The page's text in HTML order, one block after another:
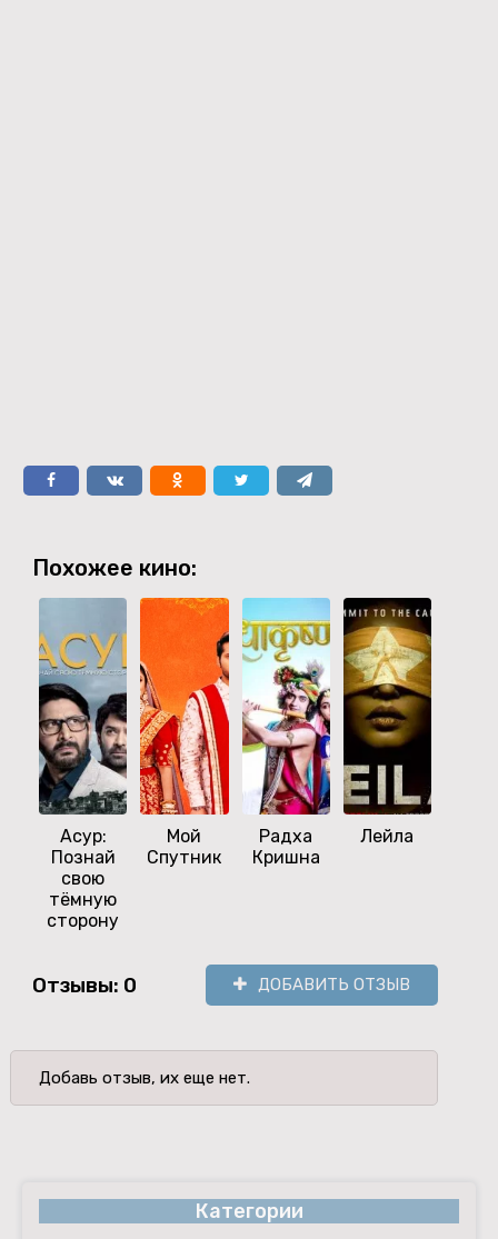
Похожее кино:
Асур:
Познай
свою
тёмную
сторону
Мой
Спутник
Радха
Кришна
Лейла
Отзывы: 0 ДОБАВИТЬ ОТЗЫВ
Добавь отзыв, их еще нет.
Категории